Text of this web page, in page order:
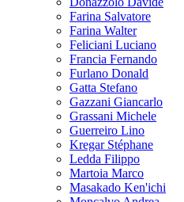
Farina Salvatore
Farina Walter
Feliciani Luciano
Francia Fernando
Furlano Donald
Gatta Stefano
Gazzani Giancarlo
Grassani Michele
Guerreiro Lino
Kregar Stéphane
Ledda Filippo
Martoia Marco
Masakado Ken'ichi